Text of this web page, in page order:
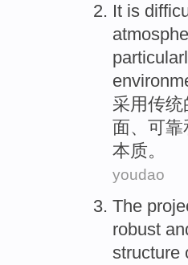
It is
采用传统
面、可靠
本质。
youdao
The
robust
structure